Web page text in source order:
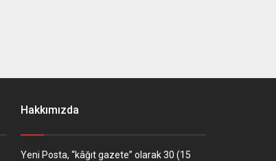
Hakkımızda
Yeni Posta, “kâğıt gazete” olarak 30 (15